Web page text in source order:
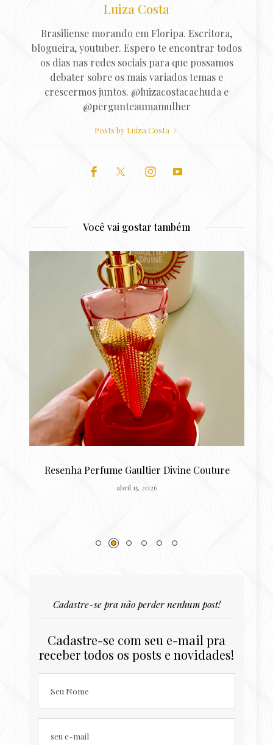
Luiza Costa
Brasiliense morando em Floripa. Escritora,
blogueira, youtuber. Espero te encontrar todos
os dias nas redes sociais para que possamos
debater sobre os mais variados temas e
crescermos juntos. @luizacostacachuda e
@pergunteaumamulher
Posts by Luiza Costa
Você vai gostar também
Resenha Perfume Gaultier Divine Couture
abril 15, 2026
Cadastre-se pra não perder nenhum post!
Cadastre-se com seu e-mail pra
receber todos os posts e novidades!
Seu Nome
seu e-mail